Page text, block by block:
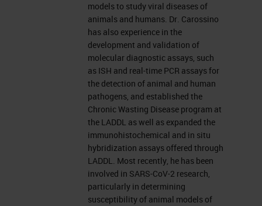
models to study viral diseases of
animals and humans. Dr. Carossino
has also experience in the
development and validation of
molecular diagnostic assays, such
as ISH and real-time PCR assays for
the detection of animal and human
pathogens, and established the
Chronic Wasting Disease program at
the LADDL as well as expanded the
immunohistochemical and in situ
hybridization assays offered through
LADDL. Most recently, he has been
involved in SARS-CoV-2 research,
particularly in determining
susceptibility of animal models of